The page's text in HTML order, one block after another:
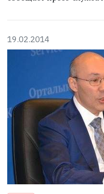
19.02.2014